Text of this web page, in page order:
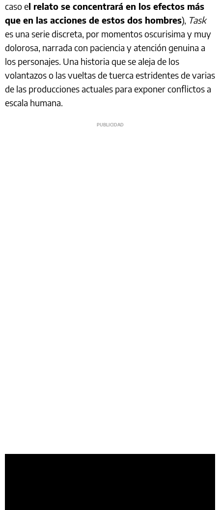
caso el relato se concentrará en los efectos más
que en las acciones de estos dos hombres), Task
es una serie discreta, por momentos oscurisima y muy
dolorosa, narrada con paciencia y atención genuina a
los personajes. Una historia que se aleja de los
volantazos o las vueltas de tuerca estridentes de varias
de las producciones actuales para exponer conflictos a
escala humana.